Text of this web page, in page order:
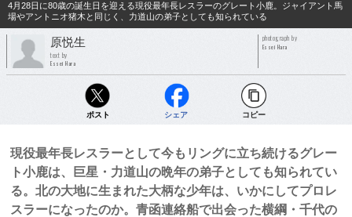
4月28日に80歳の誕生日を迎える現役最年長レスラーのグレート小鹿。ジャイアント馬
場やアントニオ猪木と同じく、力道山の弟子としても知られている
原悦生
text by
Essei Hara
photograph by
Essei Hara
ポスト シェア コピー
現役最年長レスラーとして今もリングに立ち続けるグレー
ト小鹿は、巨星・力道山の晩年の弟子としても知られてい
る。北の大地に生まれた大柄な少年は、いかにしてプロレ
スラーになったのか。青函連絡船で出会った横綱・千代の